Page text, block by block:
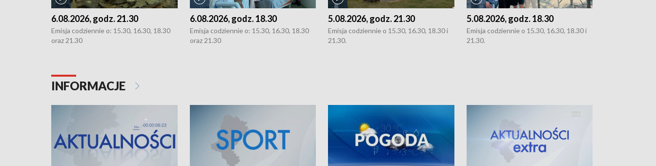
6.08.2026, godz. 21.30
Emisja codziennie o: 15.30, 16.30, 18.30
oraz 21.30
6.08.2026, godz. 18.30
Emisja codziennie o: 15.30, 16.30, 18.30
oraz 21.30
5.08.2026, godz. 21.30
Emisja codziennie o 15.30, 16.30, 18.30 i
21.30.
5.08.2026, godz. 18.30
Emisja codziennie o 15.30, 16.30, 18.30 i
21.30.
INFORMACJE